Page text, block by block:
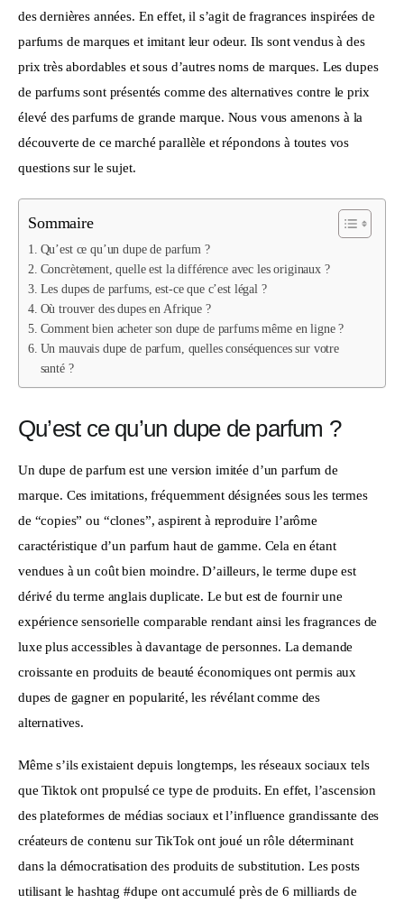
des dernières années. En effet, il s’agit de fragrances inspirées de
parfums de marques et imitant leur odeur. Ils sont vendus à des
prix très abordables et sous d’autres noms de marques. Les dupes
de parfums sont présentés comme des alternatives contre le prix
élevé des parfums de grande marque. Nous vous amenons à la
découverte de ce marché parallèle et répondons à toutes vos
questions sur le sujet.
Sommaire
Qu’est ce qu’un dupe de parfum ?
Concrètement, quelle est la différence avec les originaux ?
Les dupes de parfums, est-ce que c’est légal ?
Où trouver des dupes en Afrique ?
Comment bien acheter son dupe de parfums même en ligne ?
Un mauvais dupe de parfum, quelles conséquences sur votre
santé ?
Qu’est ce qu’un dupe de parfum ?
Un dupe de parfum est une version imitée d’un parfum de
marque. Ces imitations, fréquemment désignées sous les termes
de “copies” ou “clones”, aspirent à reproduire l’arôme
caractéristique d’un parfum haut de gamme. Cela en étant
vendues à un coût bien moindre. D’ailleurs, le terme dupe est
dérivé du terme anglais duplicate. Le but est de fournir une
expérience sensorielle comparable rendant ainsi les fragrances de
luxe plus accessibles à davantage de personnes. La demande
croissante en produits de beauté économiques ont permis aux
dupes de gagner en popularité, les révélant comme des
alternatives.
Même s’ils existaient depuis longtemps, les réseaux sociaux tels
que Tiktok ont propulsé ce type de produits. En effet, l’ascension
des plateformes de médias sociaux et l’influence grandissante des
créateurs de contenu sur TikTok ont joué un rôle déterminant
dans la démocratisation des produits de substitution. Les posts
utilisant le hashtag #dupe ont accumulé près de 6 milliards de